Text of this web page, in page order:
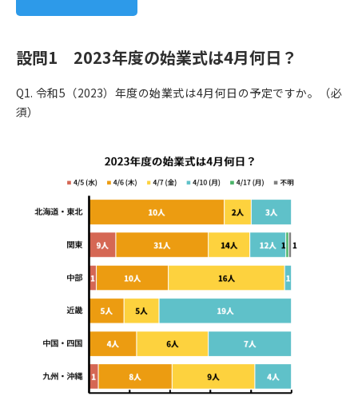
設問1 2023年度の始業式は4月何日？
Q1. 令和5（2023）年度の始業式は4月何日の予定ですか。（必
須）